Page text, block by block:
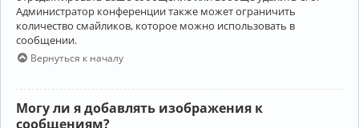
Администратор конференции также может ограничить
количество смайликов, которое можно использовать в
сообщении.
Вернуться к началу
Могу ли я добавлять изображения к
сообщениям?